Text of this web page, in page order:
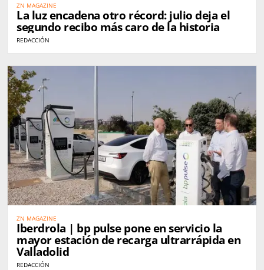
ZN MAGAZINE
La luz encadena otro récord: julio deja el
segundo recibo más caro de la historia
REDACCIÓN
ZN MAGAZINE
Iberdrola | bp pulse pone en servicio la
mayor estación de recarga ultrarrápida en
Valladolid
REDACCIÓN